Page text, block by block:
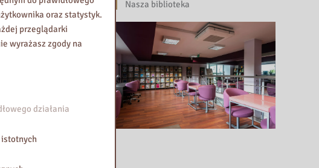
Nasza biblioteka
oraz statystyk.
przeglądarki
wyrażasz zgody na
działania